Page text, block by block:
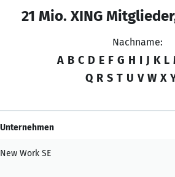
21 Mio. XING
Nachname:
A B C D E F G H I J K L
Q R S T U V W X
Unternehmen
New Work SE